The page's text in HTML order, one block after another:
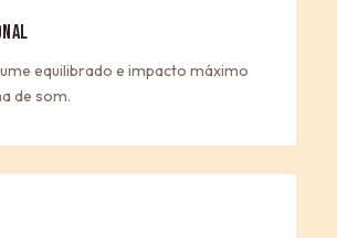
equilibrado e impacto máximo
de som.